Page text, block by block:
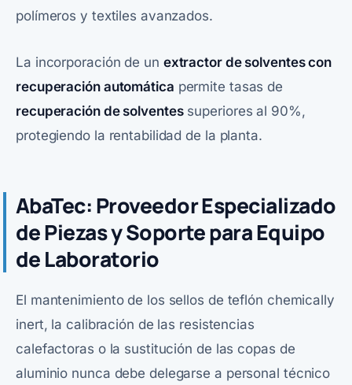
polímeros y textiles avanzados.
La incorporación de un extractor de solventes con
recuperación automática permite tasas de
recuperación de solventessuperiores al 90%,
protegiendo la rentabilidad de la planta.
AbaTec: Proveedor Especializado
de Piezas y Soporte para Equipo
de Laboratorio
El mantenimiento de los sellos de teflón chemically
inert, la calibración de las resistencias
calefactoras o la sustitución de las copas de
aluminio nunca debe delegarse a personal técnico